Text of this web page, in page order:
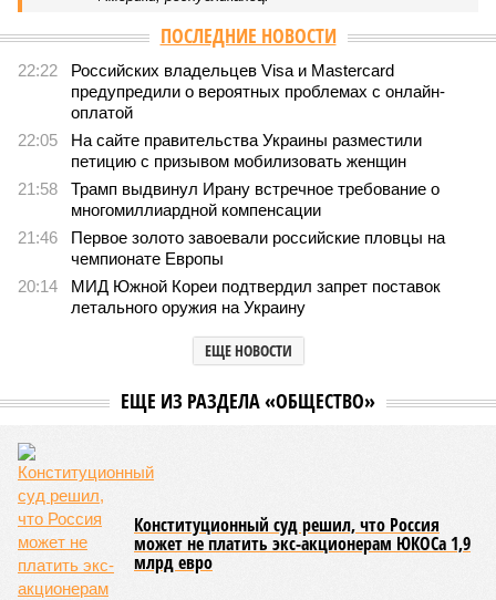
ПОСЛЕДНИЕ НОВОСТИ
22:22
Российских владельцев Visa и Mastercard
предупредили о вероятных проблемах с онлайн-
оплатой
22:05
На сайте правительства Украины разместили
петицию с призывом мобилизовать женщин
21:58
Трамп выдвинул Ирану встречное требование о
многомиллиардной компенсации
21:46
Первое золото завоевали российские пловцы на
чемпионате Европы
20:14
МИД Южной Кореи подтвердил запрет поставок
летального оружия на Украину
ЕЩЕ НОВОСТИ
ЕЩЕ ИЗ РАЗДЕЛА «ОБЩЕСТВО»
Конституционный суд решил, что Россия
может не платить экс-акционерам ЮКОСа 1,9
млрд евро